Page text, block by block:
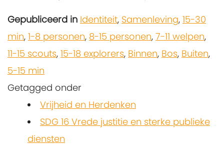
Gepubliceerd in Identiteit, Samenleving, 15-30
min, 1-8 personen, 8-15 personen, 7-11 welpen,
11-15 scouts, 15-18 explorers, Binnen, Bos, Buiten,
5-15 min
Getagged onder
Vrijheid en Herdenken
SDG 16 Vrede justitie en sterke publieke
diensten